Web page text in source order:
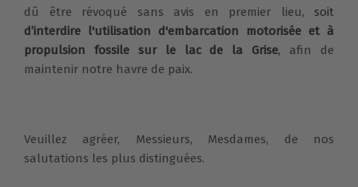
dû être révoqué sans avis en premier lieu, soit
d’interdire l'utilisation d'embarcation motorisée et à
propulsion fossile sur le lac de la Grise, afin de
maintenir notre havre de paix.
Veuillez agréer, Messieurs, Mesdames, de nos
salutations les plus distinguées.